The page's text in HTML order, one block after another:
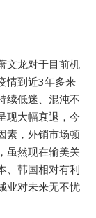
文龙对于目前机
情到近3年多来
续低迷、混沌不
现大幅衰退，今
素，外销市场顿
虽然现在输美关
、韩国相对有利
业对未来无不忧